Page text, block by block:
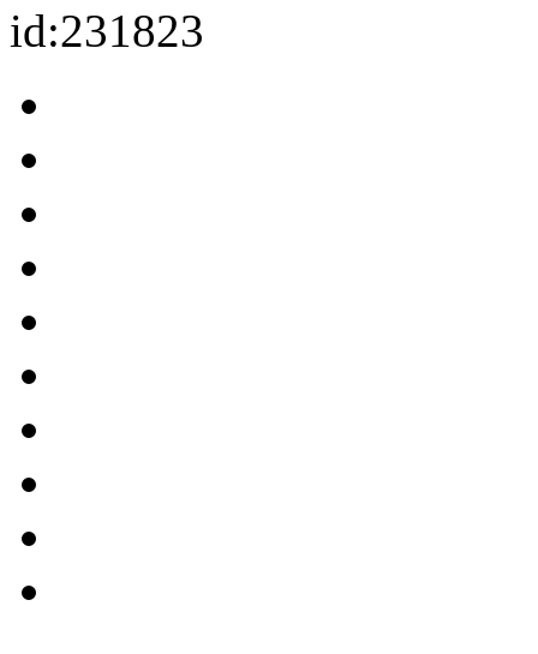
id:231823